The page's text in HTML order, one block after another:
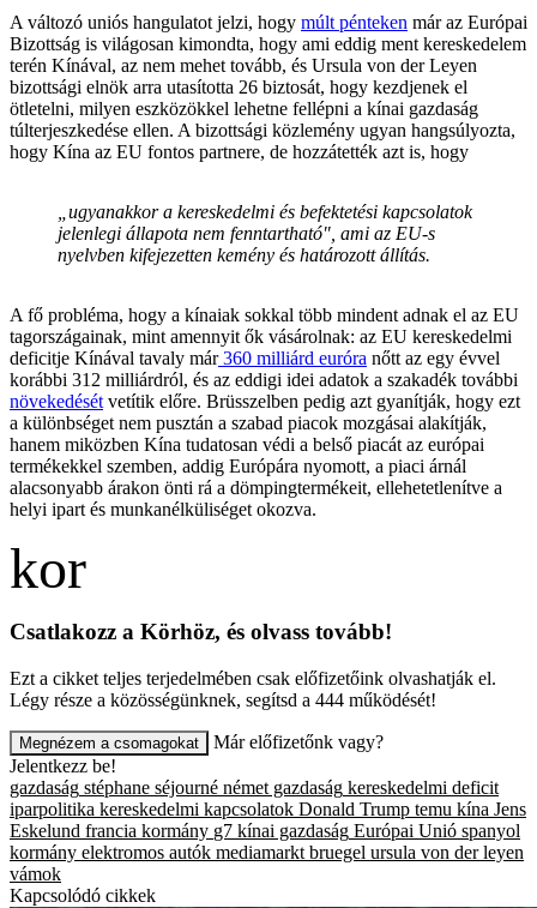
A változó uniós hangulatot jelzi, hogy múlt pénteken már az Európai
Bizottság is világosan kimondta, hogy ami eddig ment kereskedelem
terén Kínával, az nem mehet tovább, és Ursula von der Leyen
bizottsági elnök arra utasította 26 biztosát, hogy kezdjenek el
ötletelni, milyen eszközökkel lehetne fellépni a kínai gazdaság
túlterjeszkedése ellen. A bizottsági közlemény ugyan hangsúlyozta,
hogy Kína az EU fontos partnere, de hozzátették azt is, hogy
„ugyanakkor a kereskedelmi és befektetési kapcsolatok
jelenlegi állapota nem fenntartható", ami az EU-s
nyelvben kifejezetten kemény és határozott állítás.
A fő probléma, hogy a kínaiak sokkal több mindent adnak el az EU
tagországainak, mint amennyit ők vásárolnak: az EU kereskedelmi
deficitje Kínával tavaly már360 milliárd euróra nőtt az egy évvel
korábbi 312 milliárdról, és az eddigi idei adatok a szakadék további
növekedését vetítik előre. Brüsszelben pedig azt gyanítják, hogy ezt
a különbséget nem pusztán a szabad piacok mozgásai alakítják,
hanem miközben Kína tudatosan védi a belső piacát az európai
termékekkel szemben, addig Európára nyomott, a piaci árnál
alacsonyabb árakon önti rá a dömpingtermékeit, ellehetetlenítve a
helyi ipart és munkanélküliséget okozva.
Csatlakozz a Körhöz, és olvass tovább!
Ezt a cikket teljes terjedelmében csak előfizetőink olvashatják el.
Légy része a közösségünknek, segítsd a 444 működését!
Megnézem a csomagokat
Már előfizetőnk vagy?
Jelentkezz be!
gazdaság stéphane séjourné német gazdaság kereskedelmi deficit
iparpolitika kereskedelmi kapcsolatok Donald Trump temu kína Jens
Eskelund francia kormány g7 kínai gazdaság Európai Unió spanyol
kormány elektromos autók mediamarkt bruegel ursula von der leyen
vámok
Kapcsolódó cikkek